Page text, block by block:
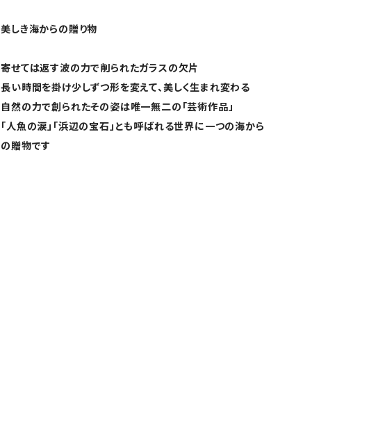
美しき海からの贈り物
寄せては返す波の力で削られたガラスの欠片
長い時間を掛け少しずつ形を変えて、美しく生まれ変わる
自然の力で創られたその姿は唯一無二の「芸術作品」
「人魚の涙」「浜辺の宝石」とも呼ばれる世界に一つの海から
の贈物です